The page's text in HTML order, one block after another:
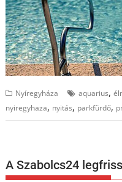
Nyíregyháza aquarius,
nyiregyhaza, nyitás, parkfürdő,
A Szabolcs24